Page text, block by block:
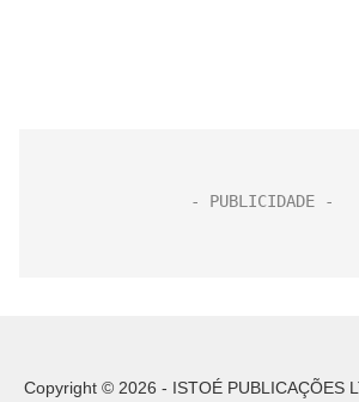
Copyright © 2026 - ISTOÉ PUBLICAÇÕES